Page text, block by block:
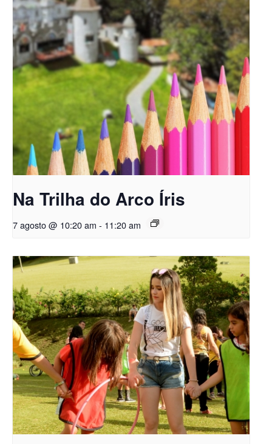
Na Trilha do Arco Íris
7 agosto @ 10:20 am - 11:20 am